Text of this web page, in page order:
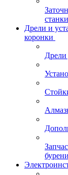
станки
Дрели и
коронки
Дрели